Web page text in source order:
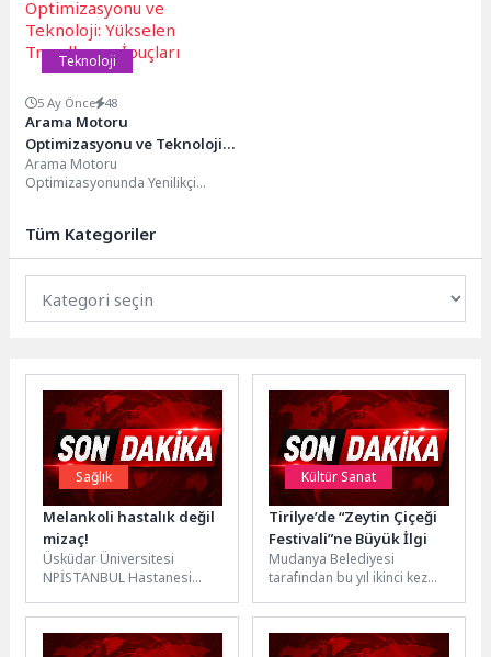
Teknoloji
5 Ay Önce 48
Arama Motoru
Optimizasyonu ve Teknoloji:
Yükselen Trendler ve İpuçları
Arama Motoru
Optimizasyonunda Yenilikçi
dijital pazarlama stratejilerinde
önemli bir...
Tüm Kategoriler
Sağlık
Melankoli hastalık değil
mizaç!
Üsküdar Üniversitesi
NPİSTANBUL Hastanesi
melankoli hakkında bilgi
vererek depresyondan farklı
olduğu...
Kültür Sanat
Tirilye’de “Zeytin Çiçeği
Festivali”ne Büyük İlgi
Mudanya Belediyesi
tarafından bu yıl ikinci kez
Çiçeği Festivali, üretimden
sanata, söyleşilerden...